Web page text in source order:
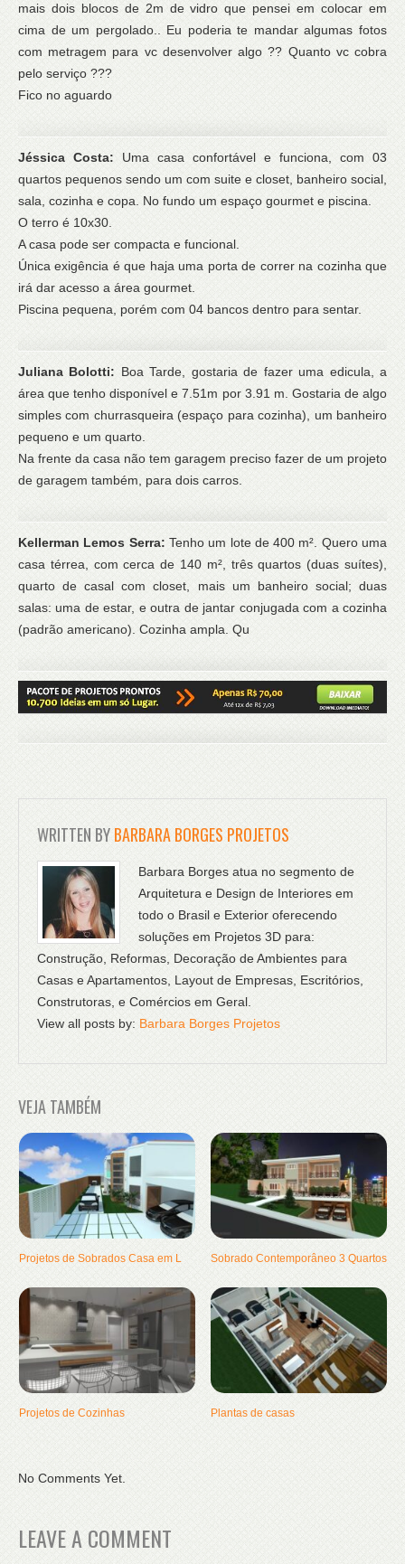
mais dois blocos de 2m de vidro que pensei em colocar em
cima de um pergolado.. Eu poderia te mandar algumas fotos
com metragem para vc desenvolver algo ?? Quanto vc cobra
pelo serviço ???
Fico no aguardo
Jéssica Costa: Uma casa confortável e funciona, com 03
quartos pequenos sendo um com suite e closet, banheiro social,
sala, cozinha e copa. No fundo um espaço gourmet e piscina.
O terro é 10x30.
A casa pode ser compacta e funcional.
Única exigência é que haja uma porta de correr na cozinha que
irá dar acesso a área gourmet.
Piscina pequena, porém com 04 bancos dentro para sentar.
Juliana Bolotti: Boa Tarde, gostaria de fazer uma edicula, a
área que tenho disponível e 7.51m por 3.91 m. Gostaria de algo
simples com churrasqueira (espaço para cozinha), um banheiro
pequeno e um quarto.
Na frente da casa não tem garagem preciso fazer de um projeto
de garagem também, para dois carros.
Kellerman Lemos Serra: Tenho um lote de 400 m². Quero uma
casa térrea, com cerca de 140 m², três quartos (duas suítes),
quarto de casal com closet, mais um banheiro social; duas
salas: uma de estar, e outra de jantar conjugada com a cozinha
(padrão americano). Cozinha ampla. Qu
WRITTEN BYBARBARA BORGES PROJETOS
Barbara Borges atua no segmento de
Arquitetura e Design de Interiores em
todo o Brasil e Exterior oferecendo
soluções em Projetos 3D para:
Construção, Reformas, Decoração de Ambientes para
Casas e Apartamentos, Layout de Empresas, Escritórios,
Construtoras, e Comércios em Geral.
View all posts by: Barbara Borges Projetos
VEJA TAMBÉM
Projetos de Sobrados Casa em L Sobrado Contemporâneo 3 Quartos
Projetos de Cozinhas Plantas de casas
No Comments Yet.
LEAVE A COMMENT